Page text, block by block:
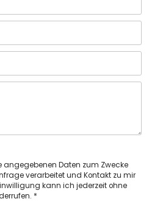
Daten zum Zwecke
verarbeitet und Kontakt zu mir
kann ich jederzeit ohne
*